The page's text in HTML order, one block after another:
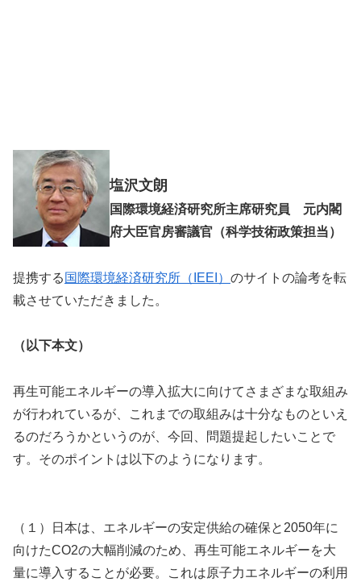
塩沢文朗
国際環境経済研究所主席研究員 元内閣
府大臣官房審議官（科学技術政策担当）
提携する 国際環境経済研究所（IEEI） のサイトの論考を転
載させていただきました。
（以下本文）
再生可能エネルギーの導入拡大に向けてさまざまな取組み
が行われているが、これまでの取組みは十分なものといえ
るのだろうかというのが、今回、問題提起したいことで
す。そのポイントは以下のようになります。
（１）日本は、エネルギーの安定供給の確保と2050年に
向けたCO2の大幅削減のため、再生可能エネルギーを大
量に導入することが必要。これは原子力エネルギーの利用